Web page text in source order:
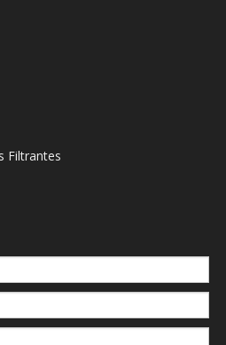
Filtrantes